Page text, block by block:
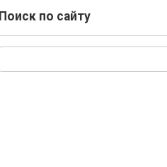
Поиск по сайту